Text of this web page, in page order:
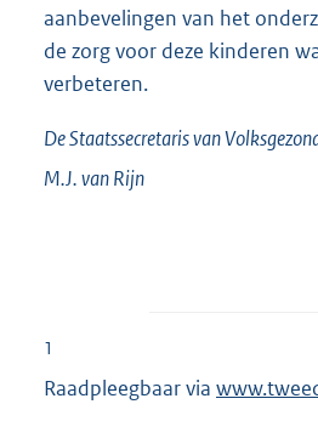
aanbevelingen van het
de zorg voor deze kinderen
verbeteren.
De Staatssecretaris van
M.J. vanRijn
1
Raadpleegbaar via E